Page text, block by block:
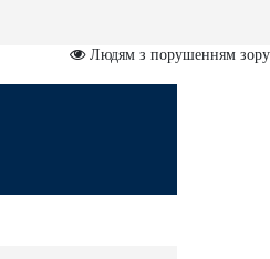
Людям з порушенням зору